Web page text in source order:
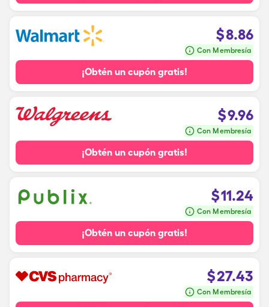
$8.86
Con Membresía
¡Obtén un cupón gratis!
$9.96
Con Membresía
¡Obtén un cupón gratis!
$11.24
Con Membresía
¡Obtén un cupón gratis!
$27.43
Con Membresía